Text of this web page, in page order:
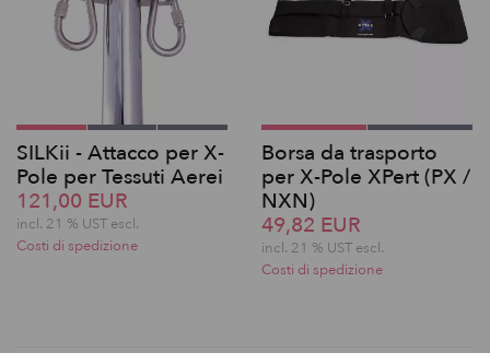
SILKii - Attacco per X-
Pole per Tessuti Aerei
121,00 EUR
incl. 21 % UST escl.
Costi di spedizione
Borsa da trasporto
per X-Pole XPert (PX /
NXN)
49,82 EUR
incl. 21 % UST escl.
Costi di spedizione